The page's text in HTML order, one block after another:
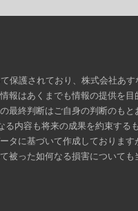
保護されており、株式会社あ
報はあくまでも情報の提供を
終判断はご自身の判断のもと
内容も将来の成果を約束する
タに基づいて作成しておりま
被った如何なる損害についても